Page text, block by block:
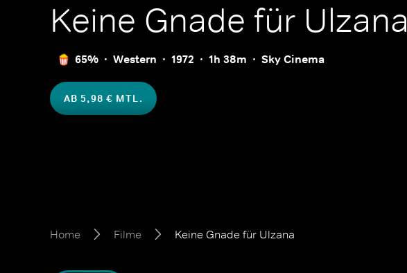
Keine Gnade für Ulzana
65% Western 1972 1h 38m Sky Cinema
AB 5,98 € MTL.
Home Filme Keine Gnade für Ulzana